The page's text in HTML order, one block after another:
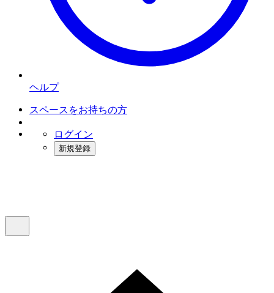
ヘルプ
スペースをお持ちの方
ログイン
新規登録